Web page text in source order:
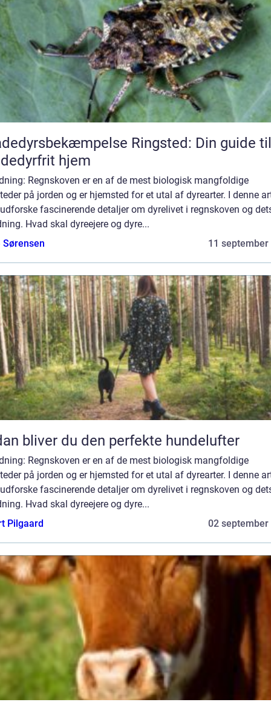
Ringsted: Din guide
hjem
Regnskoven er en af de mest biologisk mangfoldige
på jorden og er hjemsted for et utal af dyrearter. I denne
fascinerende detaljer om dyrelivet i regnskoven og
Hvad skal dyreejere og dyre...
Sørensen
11 september
bliver du den perfekte hundelufter
Regnskoven er en af de mest biologisk mangfoldige
på jorden og er hjemsted for et utal af dyrearter. I denne
fascinerende detaljer om dyrelivet i regnskoven og
Hvad skal dyreejere og dyre...
Pilgaard
02 september